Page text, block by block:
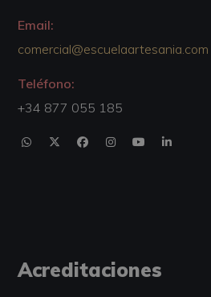
Email:
comercial@escuelaartesania.com
Teléfono:
+34 877 055 185
Acreditaciones